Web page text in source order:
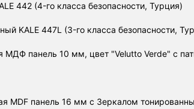
442 (4-го класса безопасности, Турция)
KALE 447L (3-го класса безопасности,
МДФ панель 10 мм, цвет "Velutto Verde" с
MDF панель 16 мм с Зеркалом